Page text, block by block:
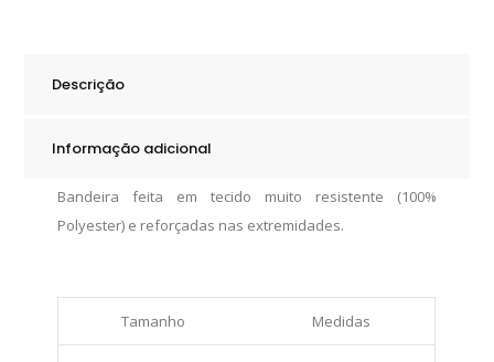
Descrição
Informação adicional
Bandeira feita em tecido muito resistente (100%
Polyester) e reforçadas nas extremidades.
Tamanho Medidas